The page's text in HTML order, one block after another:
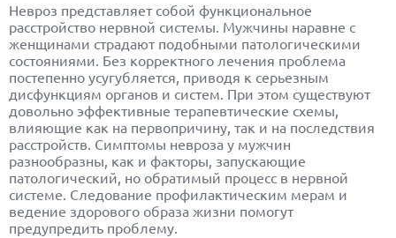
Невроз представляет собой функциональное
расстройство нервной системы. Мужчины наравне с
женщинами страдают подобными патологическими
состояниями. Без корректного лечения проблема
постепенно усугубляется, приводя к серьезным
дисфункциям органов и систем. При этом существуют
довольно эффективные терапевтические схемы,
влияющие как на первопричину, так и на последствия
расстройств. Симптомы невроза у мужчин
разнообразны, как и факторы, запускающие
патологический, но обратимый процесс в нервной
системе. Следование профилактическим мерам и
ведение здорового образа жизни помогут
предупредить проблему.